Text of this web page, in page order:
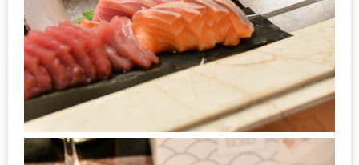
NEW
FACEBOOK
TIMELINE
POLICY
OKTOBERFEST
ครั้ง